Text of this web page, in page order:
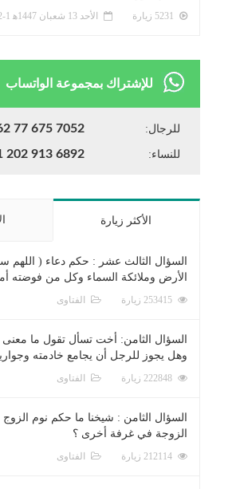
الأحد 13 شعبان 1447ﻫ 1-2-2026م
للإشتراك بمجموعة الواتساب
للرجال: 77 675 7052
للنساء: 202 913 6892
الأكثر زيارة
السؤال الثالث عشر : حكم دعاء ( اللهم
الأرض وملائكة السماء وكل من فوضته
الفتاوى
السؤال الثامن: أخت تسأل تقول ما معنى
وهل يجوز للرجل أن يجامع خادمته
الفتاوى
السؤال الثامن : شيخنا ما حكم نوم
الزوجة في غرفة أخرى ؟
الفتاوى